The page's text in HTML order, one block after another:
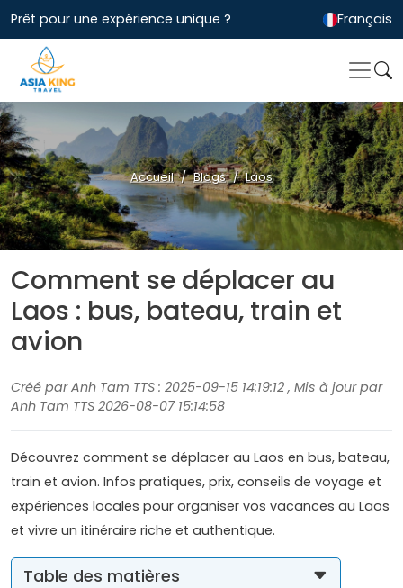
Prêt pour une expérience unique ? Français
Accueil Blogs Laos
Comment se déplacer au
Laos : bus, bateau, train et
avion
Créé par Anh Tam TTS : 2025-09-15 14:19:12 , Mis à jour par
Anh Tam TTS 2026-08-07 15:14:58
Découvrez comment se déplacer au Laos en bus, bateau,
train et avion. Infos pratiques, prix, conseils de voyage et
expériences locales pour organiser vos vacances au Laos
et vivre un itinéraire riche et authentique.
Table des matières